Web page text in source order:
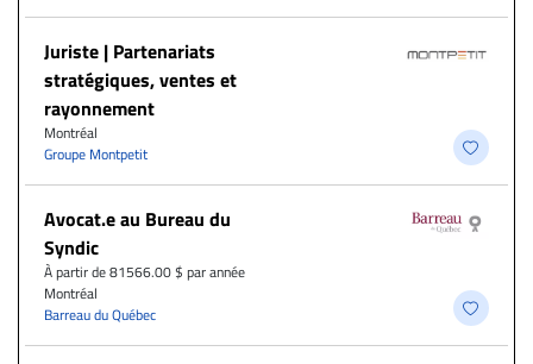
Juriste | Partenariats
stratégiques, ventes et
rayonnement
Montréal
Groupe Montpetit
Avocat.e au Bureau du
Syndic
À partir de 81566.00 $ par année
Montréal
Barreau du Québec